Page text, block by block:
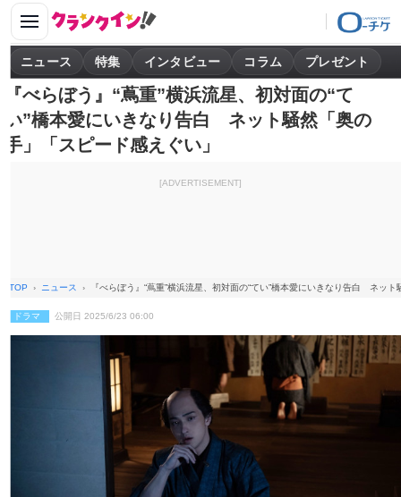
ニュース 特集 インタビュー コラム プレゼント
『べらぼう』“蔦重”横浜流星、初対面の“て
い”橋本愛にいきなり告白 ネット騒然「奥の
手」「スピード感えぐい」
[ADVERTISEMENT]
TOP ニュース 『べらぼう』“蔦重”横浜流星、初対面の“てい”橋本愛にいきなり告白 ネッ
ドラマ 公開日 2025/6/23 06:00